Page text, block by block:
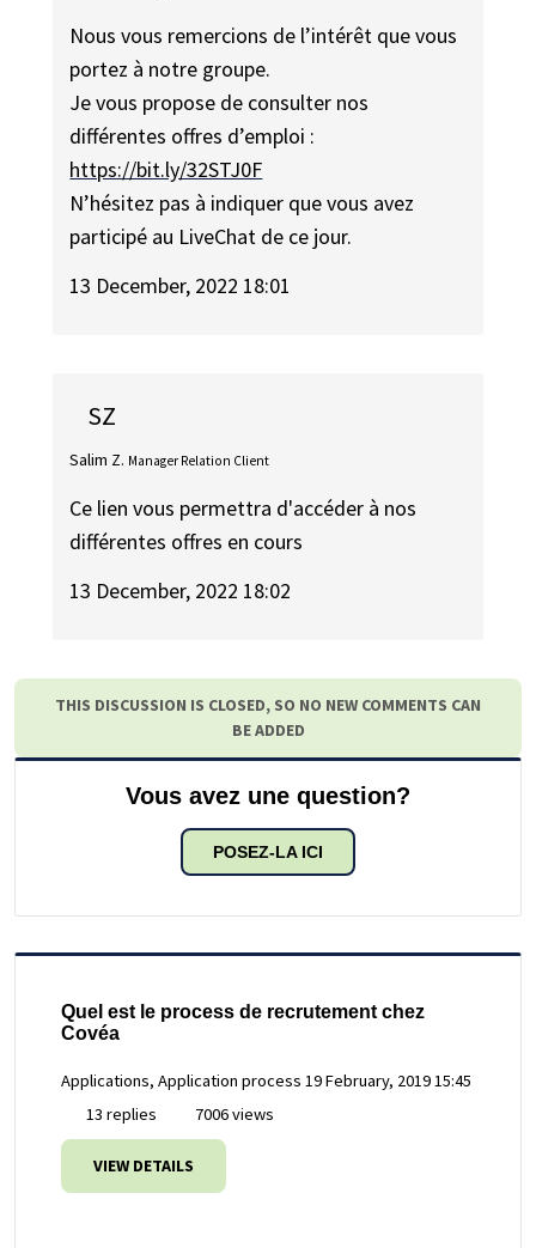
Nous vous remercions de l’intérêt que vous
portez à notre groupe.
Je vous propose de consulter nos
différentes offres d’emploi :
https://bit.ly/32STJ0F
N’hésitez pas à indiquer que vous avez
participé au LiveChat de ce jour.
13 December, 2022 18:01
SZ
Salim Z. Manager Relation Client
Ce lien vous permettra d'accéder à nos
différentes offres en cours
13 December, 2022 18:02
THIS DISCUSSION IS CLOSED, SO NO NEW COMMENTS CAN
BE ADDED
Vous avez une question?
POSEZ-LA ICI
Quel est le process de recrutement chez
Covéa
Applications, Application process 19 February, 2019 15:45
13 replies
7006 views
VIEW DETAILS